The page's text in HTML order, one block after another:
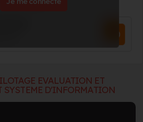
EVALUATION ET
SYSTEME D'INFORMATION